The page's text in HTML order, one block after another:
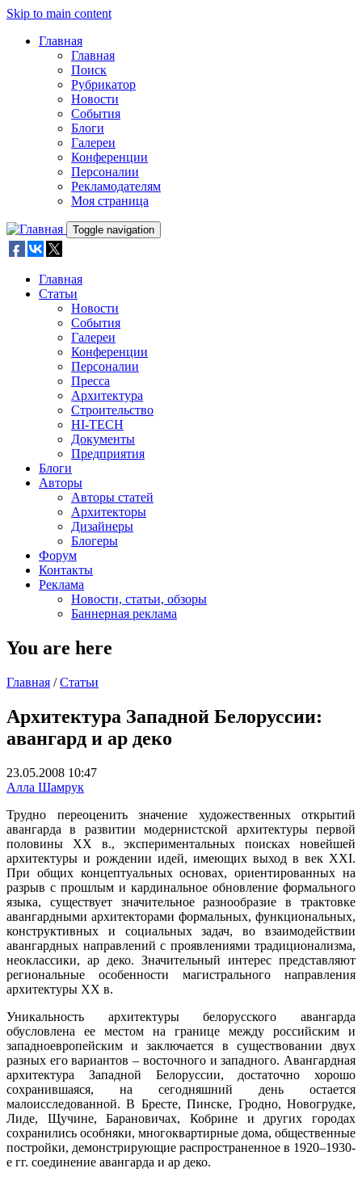
Skip to main content
Главная
Главная
Поиск
Рубрикатор
Новости
События
Блоги
Галереи
Конференции
Персоналии
Рекламодателям
Моя страница
Toggle navigation
Главная
Статьи
Новости
События
Галереи
Конференции
Персоналии
Пресса
Архитектура
Строительство
HI-TECH
Документы
Предприятия
Блоги
Авторы
Авторы статей
Архитекторы
Дизайнеры
Блогеры
Форум
Контакты
Реклама
Новости, статьи, обзоры
Баннерная реклама
You are here
Главная / Статьи
Архитектура Западной Белоруссии:
авангард и ар деко
23.05.2008 10:47
Алла Шамрук
Трудно переоценить значение художественных открытий
авангарда в развитии модернистской архитектуры первой
половины ХХ в., экспериментальных поисках новейшей
архитектуры и рождении идей, имеющих выход в век ХХІ.
При общих концептуальных основах, ориентированных на
разрыв с прошлым и кардинальное обновление формального
языка, существует значительное разнообразие в трактовке
авангардными архитекторами формальных, функциональных,
конструктивных и социальных задач, во взаимодействии
авангардных направлений с проявлениями традиционализма,
неоклассики, ар деко. Значительный интерес представляют
региональные особенности магистрального направления
архитектуры ХХ в.
Уникальность архитектуры белорусского авангарда
обусловлена ее местом на границе между российским и
западноевропейским и заключается в существовании двух
разных его вариантов – восточного и западного. Авангардная
архитектура Западной Белоруссии, достаточно хорошо
сохранившаяся, на сегодняшний день остается
малоисследованной. В Бресте, Пинске, Гродно, Новогрудке,
Лиде, Щучине, Барановичах, Кобрине и других городах
сохранились особняки, многоквартирные дома, общественные
постройки, демонстрирующие распространенное в 1920–1930-
е гг. соединение авангарда и ар деко.